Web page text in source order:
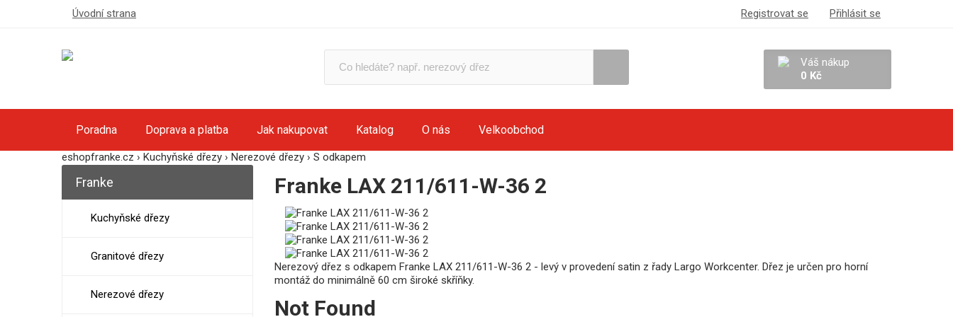
Úvodní strana Registrovat se Přihlásit se
Váš nákup
0 Kč
Poradna Doprava a platba Jak nakupovat Katalog O nás Velkoobchod
eshopfranke.cz › Kuchyňské dřezy › Nerezové dřezy › S odkapem
Franke LAX 211/611-W-36 2
Nerezový dřez s odkapem Franke LAX 211/611-W-36 2 - levý v provedení satin z řady Largo Workcenter. Dřez je určen pro horní
montáž do minimálně 60 cm široké skříňky.
Not Found
Franke
Kuchyňské dřezy
Granitové dřezy
Nerezové dřezy